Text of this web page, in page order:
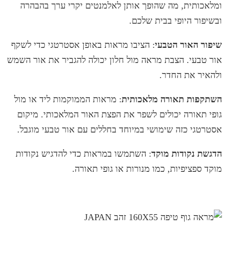
ומלאכותית, מה שהופך אותן לאלמנטים יקרי ערך בהבהרה
ובשיפור היופי בבית שלכם.
שיפור האור הטבעי: הציבו מראות באופן אסטרטגי כדי לשקף
אור טבעי. הצבת מראה מול חלון יכולה להגביר את אור השמש
ולהאיר את החדר.
השתקפות תאורה מלאכותית: מראות הממוקמות ליד או מול
גופי תאורה יכולים לשפר את הפצת האור המלאכותי. מיקום
אסטרטגי כזה שימושי במיוחד בחללים עם אור טבעי מוגבל.
הדגשת נקודות מוקד: השתמשו במראות כדי להדגיש נקודות
מוקד ספציפיות, כמו מנורות או גופי תאורה.